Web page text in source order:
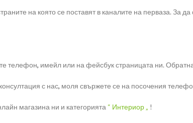
на която се поставят в каналите на перваза. За
телефон, имейл или на фейсбук страницата ни.
с нас, моля свържете се на посочения
магазина ни и категорията “ Интериор „ !